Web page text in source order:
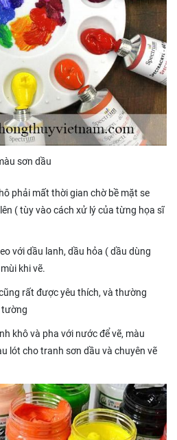
sơn dầu
phải mất thời gian chờ bề mặt se
( tùy vào cách xử lý của từng họa sĩ
với dầu lanh, dầu hỏa ( dầu dùng
khi vẽ.
rất được yêu thích, và thường
tường
khô và pha với nước để vẽ, màu
lót cho tranh sơn dầu và chuyên vẽ